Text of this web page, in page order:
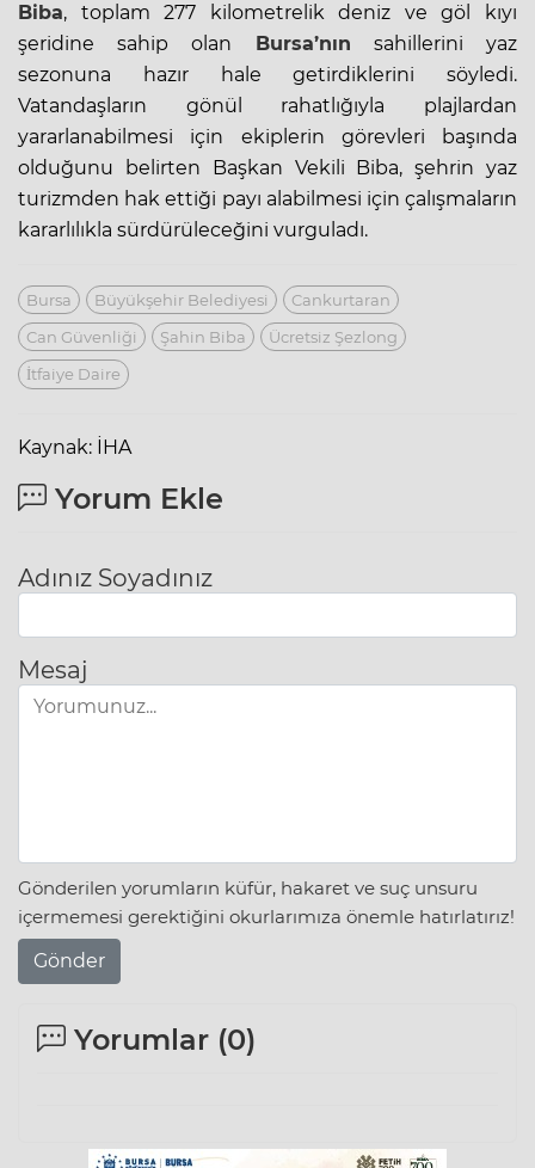
Biba, toplam 277 kilometrelik deniz ve göl kıyı
şeridine sahip olan Bursa’nın sahillerini yaz
sezonuna hazır hale getirdiklerini söyledi.
Vatandaşların gönül rahatlığıyla plajlardan
yararlanabilmesi için ekiplerin görevleri başında
olduğunu belirten Başkan Vekili Biba, şehrin yaz
turizmden hak ettiği payı alabilmesi için çalışmaların
kararlılıkla sürdürüleceğini vurguladı.
Bursa Büyükşehir Belediyesi
Cankurtaran
Can Güvenliği
Şahin Biba
Ücretsiz Şezlong
İtfaiye Daire
Kaynak: İHA
Yorum Ekle
Adınız Soyadınız
Mesaj
Gönderilen yorumların küfür, hakaret ve suç unsuru
içermemesi gerektiğini okurlarımıza önemle hatırlatırız!
Gönder
Yorumlar (0)